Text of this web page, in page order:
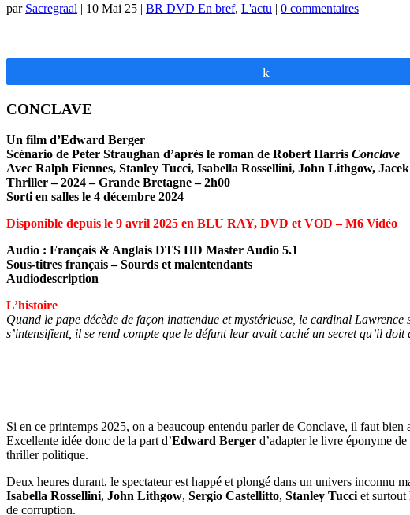
par Sacregraal | 10 Mai 25 | BR DVD En bref, L'actu | 0 commentaires
CONCLAVE
Un film d’Edward Berger
Scénario de Peter Straughan d’après le roman de Robert Harris Conclave
Avec Ralph Fiennes, Stanley Tucci, Isabella Rossellini, John Lithgow,
Thriller – 2024 – Grande Bretagne – 2h00
Sorti en salles le 4 décembre 2024
Disponible depuis le 9 avril 2025 en BLU RAY, DVD et VOD – M6 Vidéo
Audio : Français & Anglais DTS HD Master Audio 5.1
Sous-titres français – Sourds et malentendants
Audiodescription
L’histoire
Quand le pape décède de façon inattendue et mystérieuse, le cardinal
s’intensifient, il se rend compte que le défunt leur avait caché un secret qu’il
Si en ce printemps 2025, on a beaucoup entendu parler de Conclave, il faut
Excellente idée donc de la part d’Edward Berger d’adapter le livre éponyme de
thriller politique.
Deux heures durant, le spectateur est happé et plongé dans un univers inconnu
Isabella Rossellini, John Lithgow, Sergio Castellitto, Stanley Tucci et surtout
de corruption.